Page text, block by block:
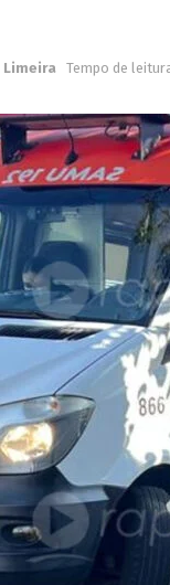
Limeira Tempo de